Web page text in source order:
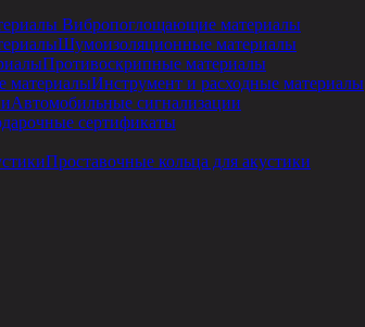
Вибропоглощающие материалы
Шумоизоляционные материалы
Противоскрипные материалы
Инструмент и расходные материалы
Автомобильные сигнализации
сертификаты
Проставочные кольца для акустики